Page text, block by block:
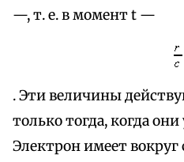
—, т. е. в момент t —
. Эти величины
только тогда, когда
Электрон имеет вокруг